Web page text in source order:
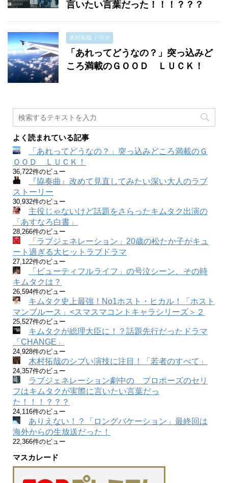
言いたい言葉だった！！！？？？
木村拓哉 ドラマ
「あれってどうなの？」突っ込みど
ころ満載のＧＯＯＤ ＬＵＣＫ！
よく読まれている記事
「あれってどうなの？」突っ込みどころ満載のＧ
ＯＯＤ ＬＵＣＫ！
36,722件のビュー
『協奏曲』改めて見直してみたい深い大人のラブ
ストーリー
30,932件のビュー
主役じゃないけど話題をさらったキムタク出演の
「あすなろ白書」
28,266件のビュー
「ラブジェネレーション」20歳の松たか子がキュ
ート過ぎる大ヒットラブドラマ
27,122件のビュー
「ビューティフルライフ」の号泣シーン、その時
キムタクは？
26,594件のビュー
キムタク史上最強！No1ホスト・ヒカル！「ホスト
マンブルース」<スマスマコントキャラシリーズ＞２
25,527件のビュー
キムタクが総理大臣に！？話題先行だったドラマ
「CHANGE」
24,928件のビュー
木村拓哉のシブい演技に注目！「若者のすべて」
24,357件のビュー
ラブジェネレーション劇中の プロポーズのセリ
フはキムタクが実際に言いたい言葉だっ
た！！！？？？
24,116件のビュー
ありえない！？「ロングバケーション」最終回は
海外からの生放送だった！
22,366件のビュー
マスカレード